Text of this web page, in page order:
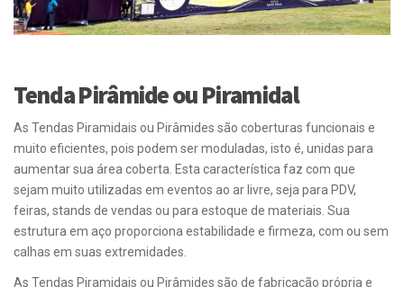
Tenda Pirâmide ou Piramidal
As Tendas Piramidais ou Pirâmides são coberturas funcionais e
muito eficientes, pois podem ser moduladas, isto é, unidas para
aumentar sua área coberta. Esta característica faz com que
sejam muito utilizadas em eventos ao ar livre, seja para PDV,
feiras, stands de vendas ou para estoque de materiais. Sua
estrutura em aço proporciona estabilidade e firmeza, com ou sem
calhas em suas extremidades.
As Tendas Piramidais ou Pirâmides são de fabricação própria e